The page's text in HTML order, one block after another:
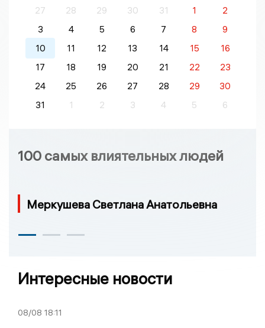
27
28 29 30 31 1
2
3
4 5 6 7 8
9
10
11 12 13 14 15
16
17
18 19 20 21 22
23
24
25 26 27 28 29
30
31
1 2 3 4 5 6
100 самых влиятельных людей
Меркушева Светлана Анатольевна
Интересные новости
08/08 18:11